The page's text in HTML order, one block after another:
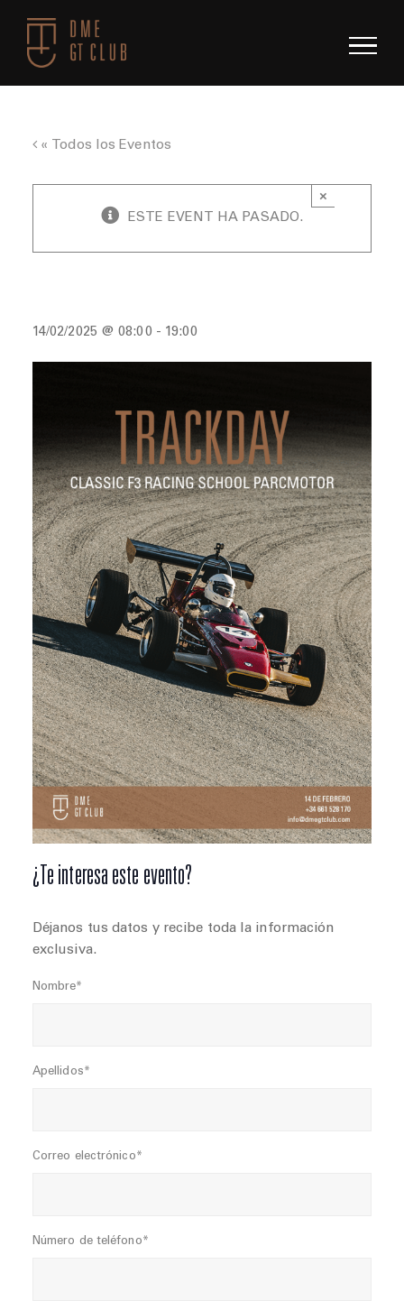
contenido
« Todos los Eventos
ESTE EVENT HA PASADO.
×
14/02/2025 @ 08:00 - 19:00
¿Te interesa este evento?
Déjanos tus datos y recibe toda la información
exclusiva.
Nombre*
Apellidos*
Correo electrónico*
Número de teléfono*